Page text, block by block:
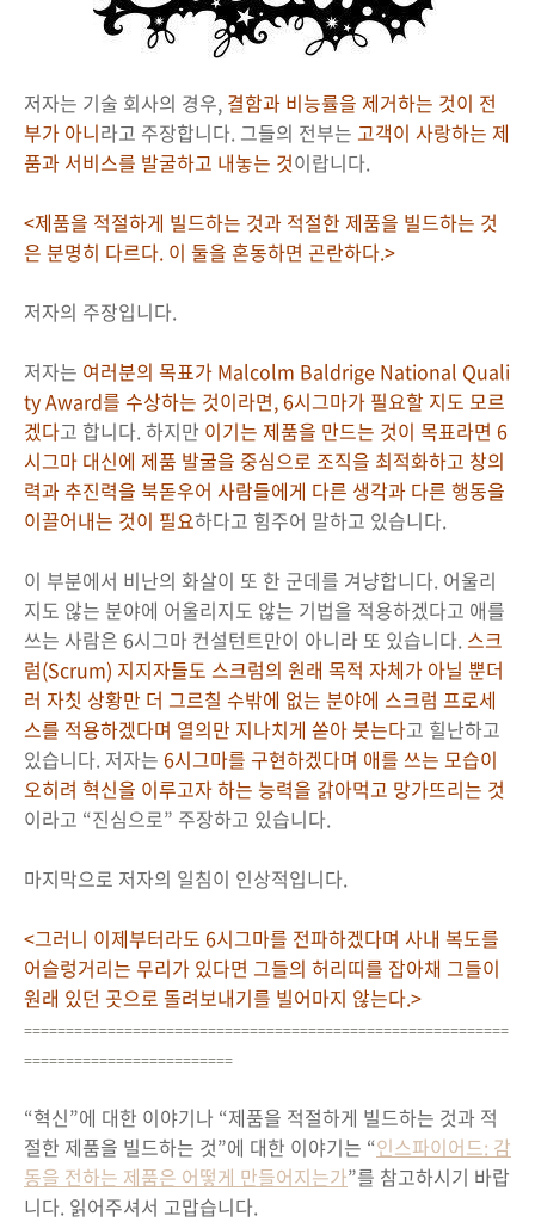
저자는 기술 회사의 경우, 결함과 비능률을 제거하는 것이 전
부가 아니라고 주장합니다. 그들의 전부는 고객이 사랑하는 제
품과 서비스를 발굴하고 내놓는 것이랍니다.
<제품을 적절하게 빌드하는 것과 적절한 제품을 빌드하는 것
은 분명히 다르다. 이 둘을 혼동하면 곤란하다.>
저자의 주장입니다.
저자는 여러분의 목표가 Malcolm Baldrige National Quali
ty Award를 수상하는 것이라면, 6시그마가 필요할 지도 모르
겠다고 합니다. 하지만 이기는 제품을 만드는 것이 목표라면 6
시그마 대신에 제품 발굴을 중심으로 조직을 최적화하고 창의
력과 추진력을 북돋우어 사람들에게 다른 생각과 다른 행동을
이끌어내는 것이 필요하다고 힘주어 말하고 있습니다.
이 부분에서 비난의 화살이 또 한 군데를 겨냥합니다. 어울리
지도 않는 분야에 어울리지도 않는 기법을 적용하겠다고 애를
쓰는 사람은 6시그마 컨설턴트만이 아니라 또 있습니다.스크
럼(Scrum) 지지자들도 스크럼의 원래 목적 자체가 아닐 뿐더
러 자칫 상황만 더 그르칠 수밖에 없는 분야에 스크럼 프로세
스를 적용하겠다며 열의만 지나치게 쏟아 붓는다고 힐난하고
있습니다. 저자는 6시그마를 구현하겠다며 애를 쓰는 모습이
오히려 혁신을 이루고자 하는 능력을 갉아먹고 망가뜨리는 것
이라고 “진심으로” 주장하고 있습니다.
마지막으로 저자의 일침이 인상적입니다.
<그러니 이제부터라도 6시그마를 전파하겠다며 사내 복도를
어슬렁거리는 무리가 있다면 그들의 허리띠를 잡아채 그들이
원래 있던 곳으로 돌려보내기를 빌어마지 않는다.>
==========================================================
=========================
“혁신”에 대한 이야기나 “제품을 적절하게 빌드하는 것과 적
절한 제품을 빌드하는 것”에 대한 이야기는 “인스파이어드: 감
동을 전하는 제품은 어떻게 만들어지는가”를 참고하시기 바랍
니다. 읽어주셔서 고맙습니다.